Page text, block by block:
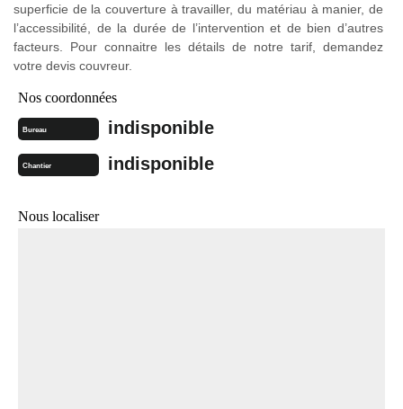
superficie de la couverture à travailler, du matériau à manier, de
l’accessibilité, de la durée de l’intervention et de bien d’autres
facteurs. Pour connaitre les détails de notre tarif, demandez
votre devis couvreur.
Nos coordonnées
Bureau indisponible
Chantier indisponible
Nous localiser